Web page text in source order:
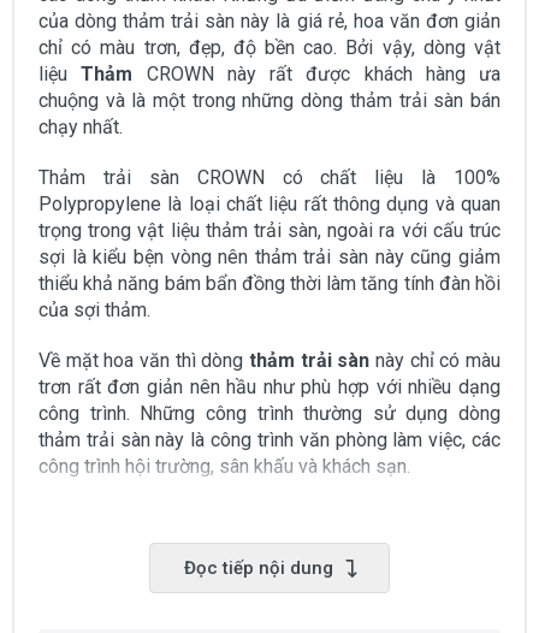
của dòng thảm trải sàn này là giá rẻ, hoa văn đơn giản
chỉ có màu trơn, đẹp, độ bền cao. Bởi vậy, dòng vật
liệuThảm CROWN này rất được khách hàng ưa
chuộng và là một trong những dòng thảm trải sàn bán
chạy nhất.
Thảm trải sàn CROWN có chất liệu là 100%
Polypropylene là loại chất liệu rất thông dụng và quan
trọng trong vật liệu thảm trải sàn, ngoài ra với cấu trúc
sợi là kiểu bện vòng nên thảm trải sàn này cũng giảm
thiểu khả năng bám bẩn đồng thời làm tăng tính đàn hồi
của sợi thảm.
Về mặt hoa văn thì dòng thảm trải sàn này chỉ có màu
trơn rất đơn giản nên hầu như phù hợp với nhiều dạng
công trình. Những công trình thường sử dụng dòng
thảm trải sàn này là công trình văn phòng làm việc, các
công trình hội trường, sân khấu và khách sạn.
- Sử dụng trải sàn văn phòng làm việc
- Sử dụng trải sàn hội trường, sân khấu, phòng tiếp
Đọc tiếp nội dung